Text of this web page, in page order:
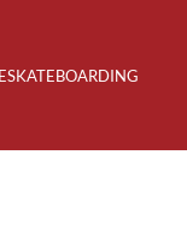
SKATEBOARDING